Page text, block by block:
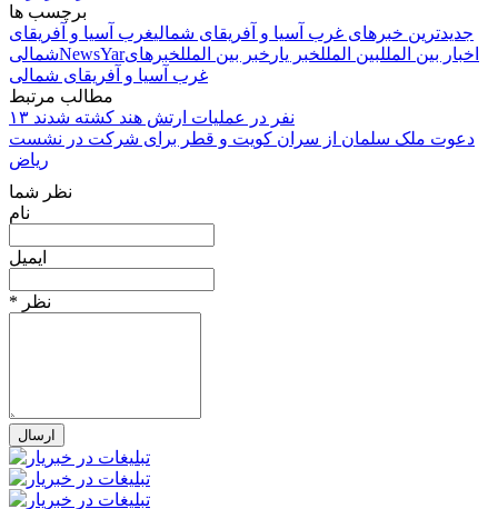
برچسب ها
جدیدترین خبرهای غرب آسیا و آفریقای شمالیغرب آسیا و آفریقای
شمالیNewsYar اخبار بین المللبین المللخبر یار خبر بین المللخبرهای
غرب آسیا و آفریقای شمالی
مطالب مرتبط
۱۳ نفر در عملیات ارتش هند کشته شدند
دعوت ملک سلمان از سران کویت و قطر برای شرکت در نشست
ریاض
نظر شما
نام
ایمیل
* نظر